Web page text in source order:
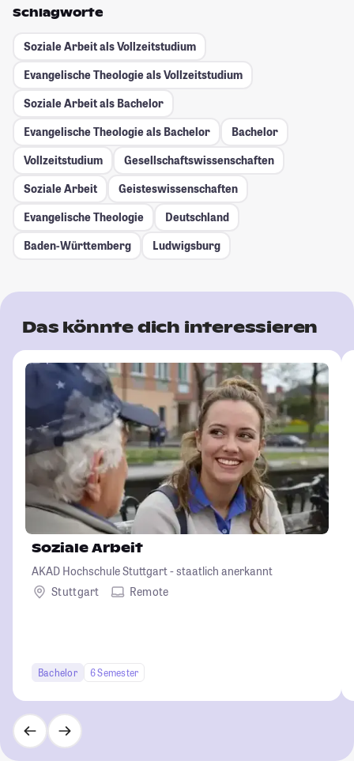
Schlagworte
Soziale Arbeit als Vollzeitstudium
Evangelische Theologie als Vollzeitstudium
Soziale Arbeit als Bachelor
Evangelische Theologie als Bachelor
Bachelor
Vollzeitstudium
Gesellschafts­wissenschaften
Soziale Arbeit
Geisteswissenschaften
Evangelische Theologie
Deutschland
Baden-Württemberg
Ludwigsburg
Das könnte dich interessieren
Soziale Arbeit
AKAD Hochschule Stuttgart - staatlich anerkannt
Stuttgart
Remote
Bachelor 6 Semester